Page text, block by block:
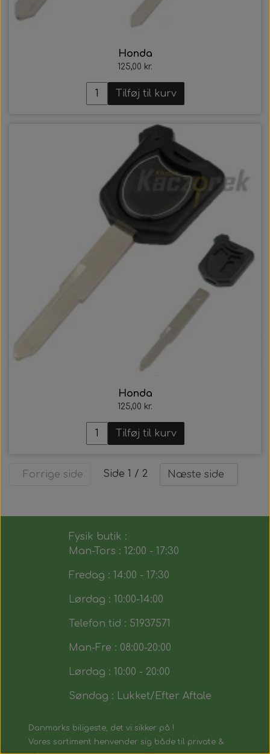
Honda
125,00 kr.
Tilføj til kurv
Honda
125,00 kr.
Tilføj til kurv
Forrige side Side 1 / 2 Næste side
Fysik butik :
Man-Tors : 12:00 - 17:30
Fredag : 14:00 - 17:30
Lørdag : 10:00-14:00
Telefon tid : 51937571
Man-Fre : 08:00-20:00
Lørdag : 10:00 - 20:00
Søndag : Lukket/Efter Aftale
Danmarks biligeste, det vi sikker på !
Vores sortiment henvender sig både til private &